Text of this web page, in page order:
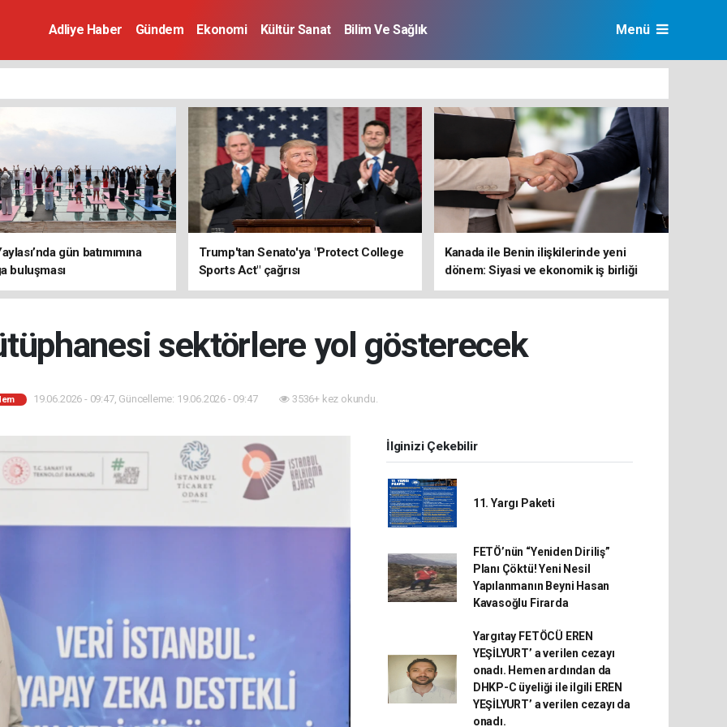
Adliye Haber Gündem Ekonomi Kültür Sanat Bilim Ve Sağlık Menü
gün batımımına
buluşması
Trump'tan Senato'ya "Protect College
Sports Act" çağrısı
Kanada ile Benin ilişkilerinde yeni
dönem: Siyasi ve ekonomik iş birliği
güçleniyor
sektörlere yol gösterecek
19.06.2026 - 09:47, Güncelleme: 19.06.2026 - 09:47 3536+ kez okundu.
İlginizi Çekebilir
11. Yargı Paketi
FETÖ’nün “Yeniden Diriliş”
Planı Çöktü! Yeni Nesil
Yapılanmanın Beyni Hasan
Kavasoğlu Firarda
Yargıtay FETÖCÜ EREN
YEŞİLYURT’ a verilen cezayı
onadı. Hemen ardından da
DHKP-C üyeliği ile ilgili EREN
YEŞİLYURT’ a verilen cezayı da
onadı.